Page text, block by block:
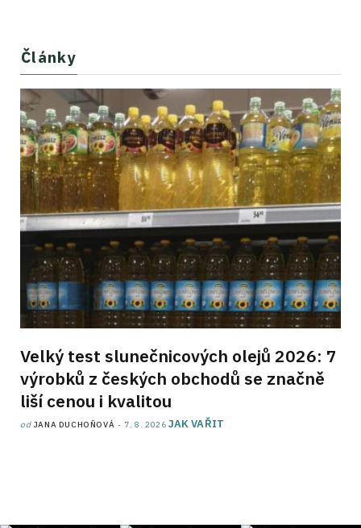
Články
Velký test slunečnicových olejů 2026: 7
výrobků z českých obchodů se značně
liší cenou i kvalitou
od JANA DUCHOŇOVÁ 7. 8. 2026 JAK VAŘIT